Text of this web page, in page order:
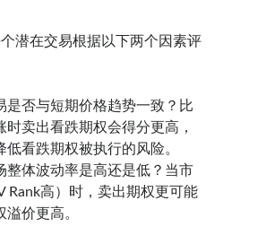
个潜在交易根据以下两个因素评
是否与短期价格趋势一致？比
时卖出看跌期权会得分更高，
低看跌期权被执行的风险。
整体波动率是高还是低？当市
Rank高）时，卖出期权更可能
价更高。